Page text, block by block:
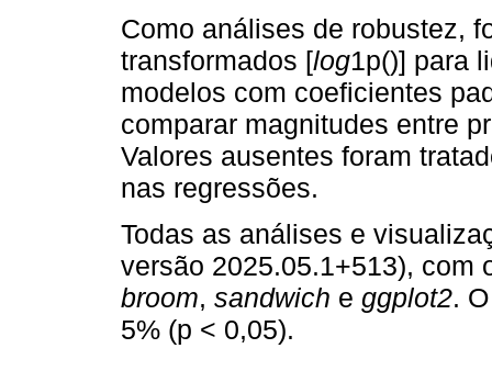
Como análises de robustez,
transformados [log1p()] para
modelos com coeficientes
comparar magnitudes entre
Valores ausentes foram
nas regressões.
Todas as análises e
versão 2025.05.1+513), com
broom, sandwich e ggplot2.
5% (p < 0,05).